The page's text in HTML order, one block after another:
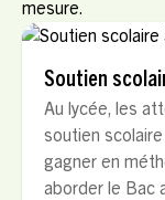
mesure.
Soutien
Au lycée, les
soutien
gagner en
aborder le Bac